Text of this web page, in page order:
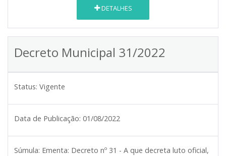
DETALHES
Decreto Municipal 31/2022
Status: Vigente
Data de Publicação: 01/08/2022
Súmula: Ementa: Decreto nº 31 - A que decreta luto oficial,